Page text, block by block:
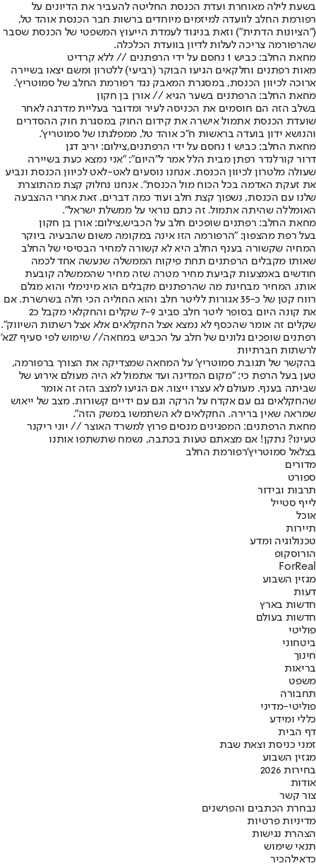
בשעת לילה מאוחרת ועדת הכנסת החליטה להעביר את הדיונים על
רפורמת החלב לוועדה למיזמים מיוחדים ברשות חבר הכנסת אוהד טל,
("הציונות הדתית") וזאת בניגוד לעמדת הייעוץ המשפטי של הכנסת שסבר
שהרפורמה צריכה לעלות לדיון בוועדת הכלכלה.
מחאת החלב: כביש 1 נחסם על ידי הרפתנים // ללא קרדיט
מאות רפתנים וחלקאים הגיעו הבוקר (רביעי) ללטרון ומשם יצאו בשיירה
ארוכה לכיוון הכנסת, במסגרת המאבק נגד רפורמת החלב של סמוטריץ'.
מחאת החלב: הרפתנים בשער הגיא // אורן בן חקון
בשלב הזה הם חוסמים את הכניסה לעיר ומדובר בעליית מדרגה לאחר
שועדת הכנסת אתמול אישרה את קידום החוק במסגרת חוק ההסדרים
והנושא ידון בועדה בראשות ח"כ אוהד טל, ממפלגתו של סמוטריץ'.
מחאת החלב: כביש 1 נחסם על ידי הרפתנים,צילום: יריב דגן
דרור קורלנדר רפתן מבית הלל אמר ל"היום": "אני נמצא כעת בשיירה
שעולה מלטרון לכיוון הכנסת. אנחנו נוסעים לאט-לאט לכיוון הכנסת ונביע
את זעקת האדמה בכל הכוח מול הכנסת". אנחנו נחלוק קצת מהתוצרת
שלנו עם הכנסת, נשפוך קצת חלב ועוד כמה דברים. זאת אחרי ההצבעה
האומללה שהיתה אתמול. זה כתם נוראי על ממשלת ישראל".
מחאת החלב: רפתנים שופכים חלב על הכביש,צילום: אורן בן חקון
בעל רפת מהצפון: "הרפורמה הזו אינה במקומה משום שהבעיה ביוקר
המחיה שקשורה בענף החלב היא לא קשורה למחיר הבסיסי של החלב
שאותו מקבלים הרפתנים תחת פיקוח הממשלה שנעשה אחד לכמה
חודשים באמצעות קביעת מחיר מטרה שזה מחיר שהממשלה קובעת
אותו. המחיר מבחינת מה שהרפתנים מקבלים הוא מינימלי והוא מגלם
רווח קטן של כ-35 אגורות לליטר חלב והוא החוליה הכי חלה בשרשרת. אם
את קונה היום בסופר ליטר חלב סביב 7-9 שקלים והחקלאי מקבל כ2
שקלים זה אומר שהכסף לא נמצא אצל החקלאים אלא אצל רשתות השיווק".
רפתנים שופכים גלונים של חלב על הכביש במחאה// שימוש לפי סעיף 27א'
לרשתות חברתיות
בהקשר של תגובת סמוטריץ' על המחאה שמצדיקה את הצורך ברפורמה,
טען בעל הרפת כי: "מקום המדינה ועד אתמול לא היה מעולם אירוע של
שביתה בענף. מעולם לא עצרו ייצור. אם הגיעו למצב הזה זה אומר
שהחקלאים גם עם אקדח על הרקה וגם עם ידיים קשורות. מצב של ייאוש
שמראה שאין ברירה. החקלאים לא השתמשו במשק הזה".
מחאת הרפתנים: המפגינים מנסים פרוץ למשרד האוצר // יוני ריקנר
טעינו? נתקן! אם מצאתם טעות בכתבה, נשמח שתשתפו אותנו
בצלאל סמוטריץ'רפורמת החלב
מדורים
ספורט
תרבות ובידור
לייף סטייל
אוכל
תיירות
טכנולוגיה ומדע
הורוסקופ
ForReal
מגזין השבוע
דעות
חדשות בארץ
חדשות בעולם
פוליטי
ביטחוני
חינוך
בריאות
משפט
תחבורה
פוליטי-מדיני
כללי ומידע
דף הבית
זמני כניסת וצאת שבת
מגזין השבוע
בחירות 2026
אודות
צור קשר
נבחרת הכתבים והפרשנים
מדיניות פרטיות
הצהרת נגישות
תנאי שימוש
כדאילהכיר